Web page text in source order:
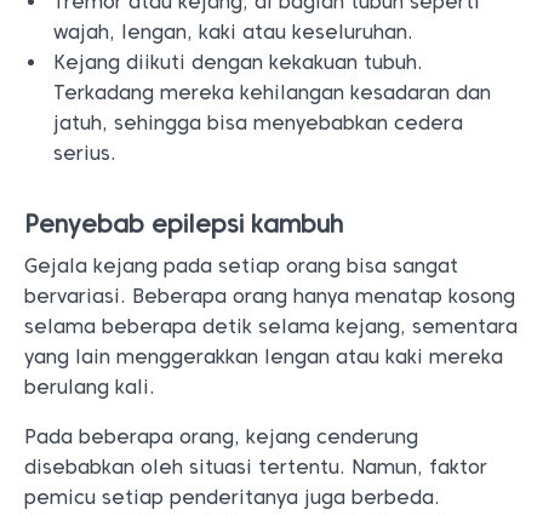
wajah, lengan, kaki atau keseluruhan.
Kejang diikuti dengan kekakuan tubuh.
Terkadang mereka kehilangan kesadaran dan
jatuh, sehingga bisa menyebabkan cedera
serius.
Penyebab epilepsi kambuh
Gejala kejang pada setiap orang bisa sangat
bervariasi. Beberapa orang hanya menatap kosong
selama beberapa detik selama kejang, sementara
yang lain menggerakkan lengan atau kaki mereka
berulang kali.
Pada beberapa orang, kejang cenderung
disebabkan oleh situasi tertentu. Namun, faktor
pemicu setiap penderitanya juga berbeda.